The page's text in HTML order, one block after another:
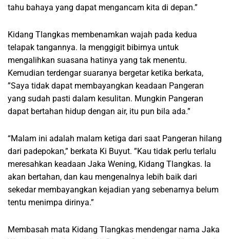
tahu bahaya yang dapat mengancam kita di depan.”
Kidang Tlangkas membenamkan wajah pada kedua
telapak tangannya. Ia menggigit bibirnya untuk
mengalihkan suasana hatinya yang tak menentu.
Kemudian terdengar suaranya bergetar ketika berkata,
”Saya tidak dapat membayangkan keadaan Pangeran
yang sudah pasti dalam kesulitan. Mungkin Pangeran
dapat bertahan hidup dengan air, itu pun bila ada.”
“Malam ini adalah malam ketiga dari saat Pangeran hilang
dari padepokan,” berkata Ki Buyut. ”Kau tidak perlu terlalu
meresahkan keadaan Jaka Wening, Kidang Tlangkas. Ia
akan bertahan, dan kau mengenalnya lebih baik dari
sekedar membayangkan kejadian yang sebenarnya belum
tentu menimpa dirinya.”
Membasah mata Kidang Tlangkas mendengar nama Jaka